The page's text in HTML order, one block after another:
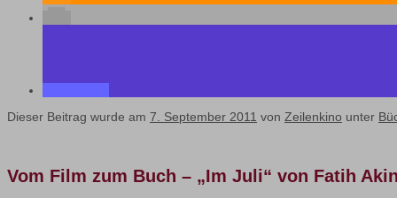
Dieser Beitrag wurde am 7. September 2011 von Zeilenkino unter
Vom Film zum Buch – „Im Juli“ von Fatih Akin